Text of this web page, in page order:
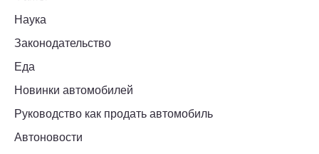
Наука
Законодательство
Еда
Новинки автомобилей
Руководство как продать автомобиль
Автоновости